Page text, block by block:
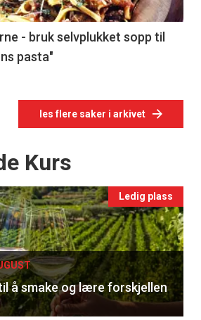
- bruk selvplukket sopp til
pasta"
les flere saker i arkivet
Kurs
Ledig plass
å smake og lære forskjellen